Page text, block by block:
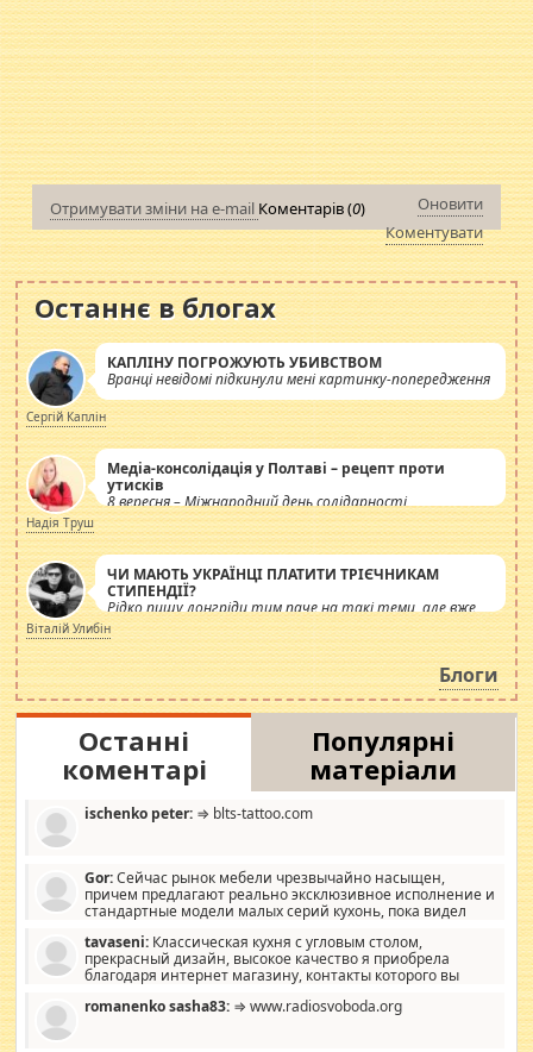
Отримувати зміни на e-mail Коментарів (0)
Оновити
Коментувати
Останнє в блогах
КАПЛІНУ ПОГРОЖУЮТЬ УБИВСТВОМ
Вранці невідомі підкинули мені картинку-попередження
Сергій Каплін
Медіа-консолідація у Полтаві – рецепт проти
утисків
8 вересня – Міжнародний день солідарності
журналістів.
Надія Труш
ЧИ МАЮТЬ УКРАЇНЦІ ПЛАТИТИ ТРІЄЧНИКАМ
СТИПЕНДІЇ?
Рідко пишу лонгріди тим паче на такі теми, але вже
просто дістало! Обурюють сьогоднішні інсенуації
навколо стипендіального питання. Штучно
роздувається ще одна соціальна катастрофа.
Віталій Улибін
Блоги
Останні
коментарі
Популярні
матеріали
ischenko peter: ⇒ blts-tattoo.com
Gor:Сейчас рынок мебели чрезвычайно насыщен,
причем предлагают реально эксклюзивное исполнение и
стандартные модели малых серий кухонь, пока видел
стандартные формы, в MebelOk, креативненько и что главное -
со вкусом все в порядке, без ненужных наворотов удорожающих
мебель, а это не последний фактор.
tavaseni: Классическая кухня с угловым столом,
прекрасный дизайн, высокое качество я приобрела
благодаря интернет магазину, контакты которого вы
romanenko sasha83: ⇒ www.radiosvoboda.org